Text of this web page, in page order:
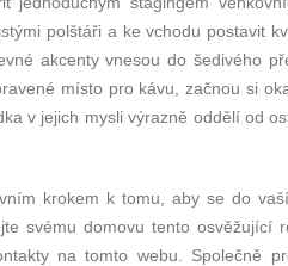
polštáři a ke vchodu postavit
akcenty vnesou do šedivého
místo pro kávu, začnou si
v jejich mysli výrazně oddělí od
krokem k tomu, aby se do
svému domovu tento osvěžující
na tomto webu. Společně